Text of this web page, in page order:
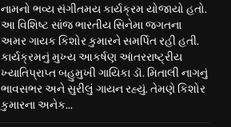
નામનો ભવ્ય સંગીતમય કાર્યક્રમ યોજાયો હતો.
આ વિશિષ્ટ સાંજ ભારતીય સિનેમા જગતના
અમર ગાયક કિશોર કુમારને સમર્પિત રહી હતી.
કાર્યક્રમનું મુખ્ય આકર્ષણ આંતરરાષ્ટ્રીય
ખ્યાતિપ્રાપ્ત બહુમુખી ગાયિકા ડૉ. મિતાલી નાગનું
ભાવસભર અને સુરીલું ગાયન રહ્યું. તેમણે કિશોર
કુમારના અનેક...